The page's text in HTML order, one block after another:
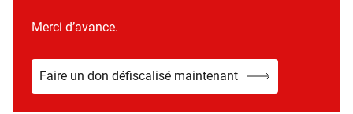
Merci d’avance.
Faire un don défiscalisé maintenant